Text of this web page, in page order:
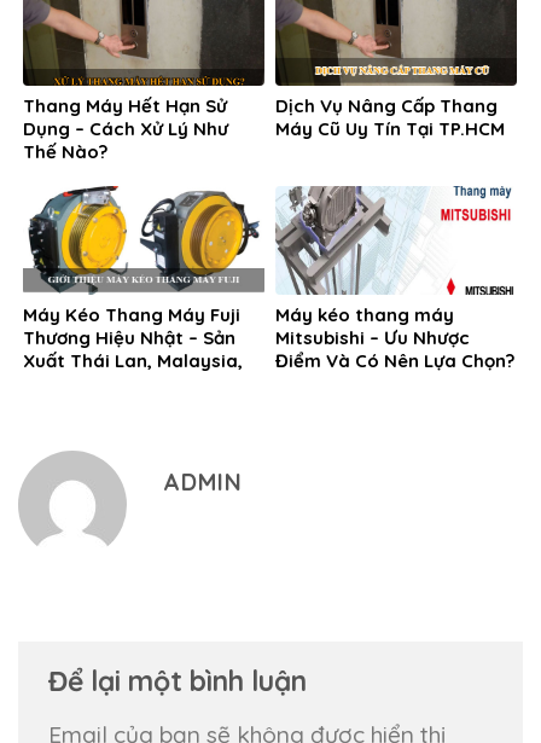
Thang Máy Hết Hạn Sử
Dụng – Cách Xử Lý Như
Thế Nào?
Dịch Vụ Nâng Cấp Thang
Máy Cũ Uy Tín Tại TP.HCM
Máy Kéo Thang Máy Fuji
Thương Hiệu Nhật – Sản
Xuất Thái Lan, Malaysia,
Máy kéo thang máy
Mitsubishi – Ưu Nhược
Điểm Và Có Nên Lựa Chọn?
ADMIN
Để lại một bình luận
Email của bạn sẽ không được hiển thị